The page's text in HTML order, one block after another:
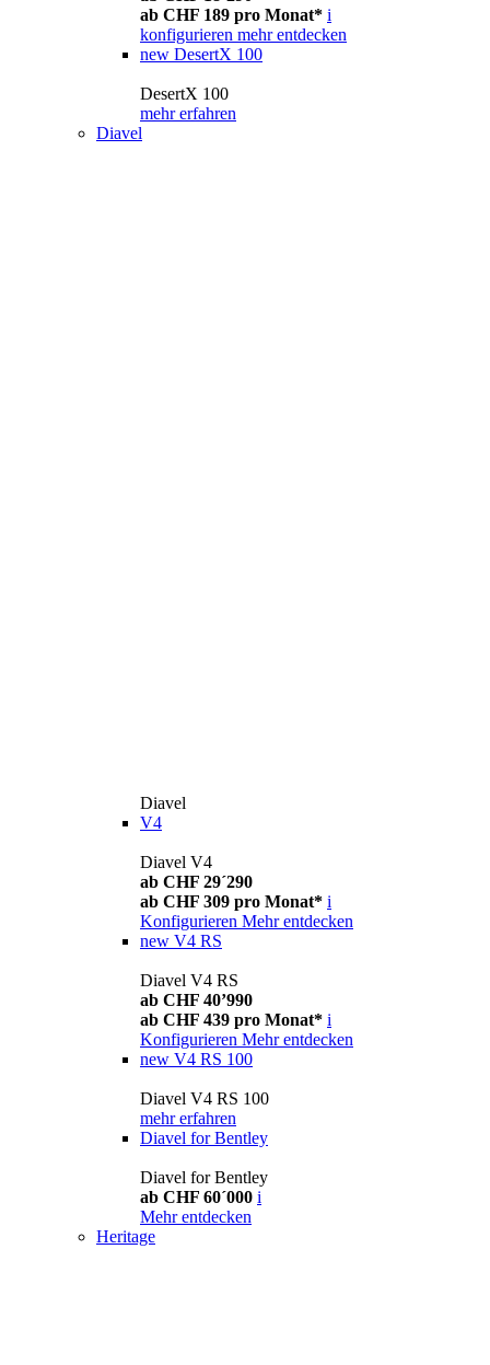
ab CHF 189 pro Monat* i
konfigurieren mehr entdecken
new DesertX 100
DesertX 100
mehr erfahren
Diavel
Diavel
V4
Diavel V4
ab CHF 29´290
ab CHF 309 pro Monat* i
Konfigurieren Mehr entdecken
new V4 RS
Diavel V4 RS
ab CHF 40’990
ab CHF 439 pro Monat* i
Konfigurieren Mehr entdecken
new V4 RS 100
Diavel V4 RS 100
mehr erfahren
Diavel for Bentley
Diavel for Bentley
ab CHF 60´000 i
Mehr entdecken
Heritage